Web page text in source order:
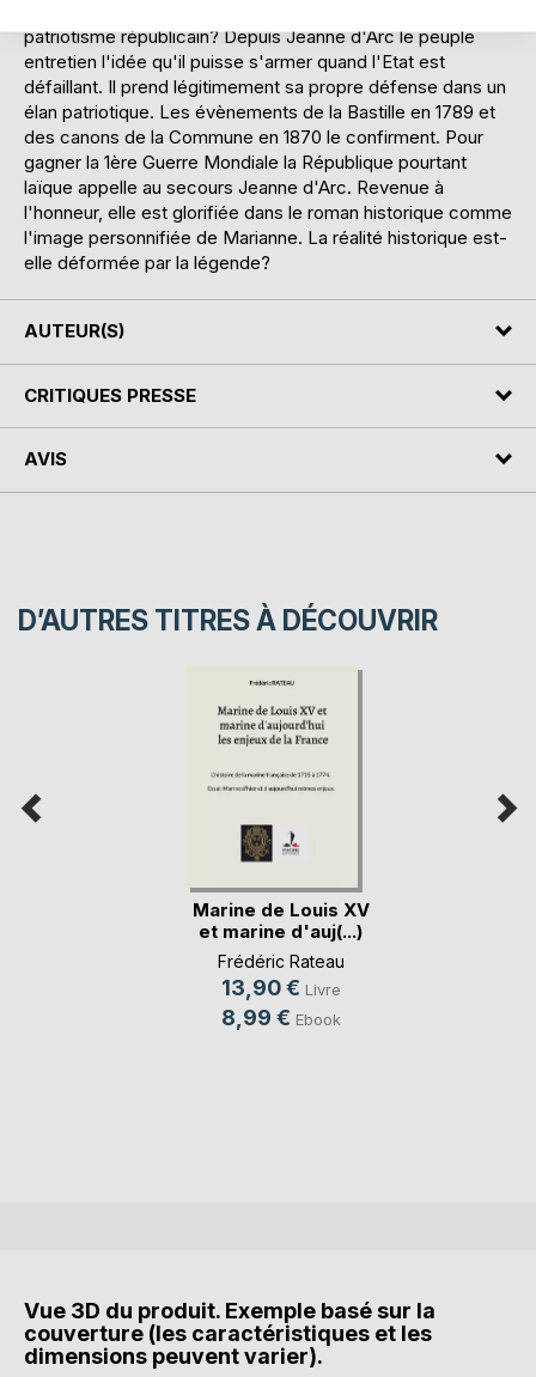
patriotisme républicain? Depuis Jeanne d'Arc le peuple
entretien l'idée qu'il puisse s'armer quand l'Etat est
défaillant. Il prend légitimement sa propre défense dans un
élan patriotique. Les évènements de la Bastille en 1789 et
des canons de la Commune en 1870 le confirment. Pour
gagner la 1ère Guerre Mondiale la République pourtant
laïque appelle au secours Jeanne d'Arc. Revenue à
l'honneur, elle est glorifiée dans le roman historique comme
l'image personnifiée de Marianne. La réalité historique est-
elle déformée par la légende?
AUTEUR(S)
CRITIQUES PRESSE
AVIS
D’AUTRES TITRES À DÉCOUVRIR
Marine de Louis XV
et marine d'auj(...)
Frédéric Rateau
13,90 € Livre
8,99 € Ebook
Vue 3D du produit. Exemple basé sur la
couverture (les caractéristiques et les
dimensions peuvent varier).